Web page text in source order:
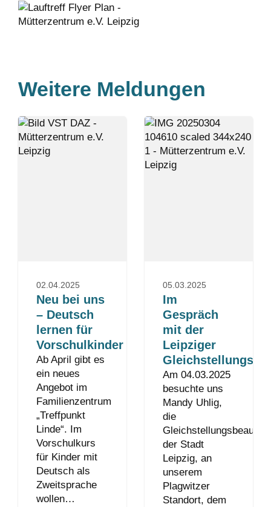
Weitere Meldungen
02.04.2025
Neu bei uns
– Deutsch
lernen für
Vorschulkinder
Ab April gibt es
ein neues
Angebot im
Familienzentrum
„Treffpunkt
Linde“. Im
Vorschulkurs
für Kinder mit
Deutsch als
Zweitsprache
wollen…
05.03.2025
Im
Gespräch
mit der
Leipziger
Am 04.03.2025
besuchte uns
Mandy Uhlig,
die
der Stadt
Leipzig, an
unserem
Plagwitzer
Standort, dem